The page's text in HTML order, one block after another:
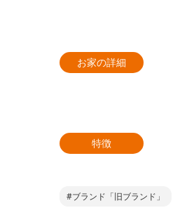
お家の詳細
特徴
#ブランド「旧ブランド」